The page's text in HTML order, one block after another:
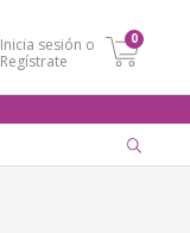
Inicia sesión o
Regístrate
0